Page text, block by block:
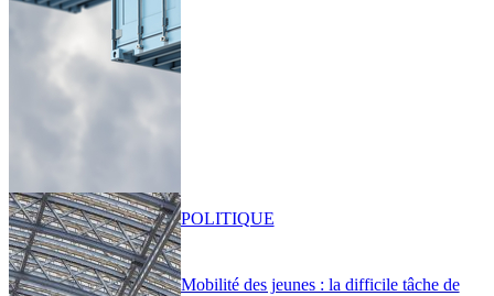
Mobilité des jeunes : la difficile tâche de
POLITIQUE